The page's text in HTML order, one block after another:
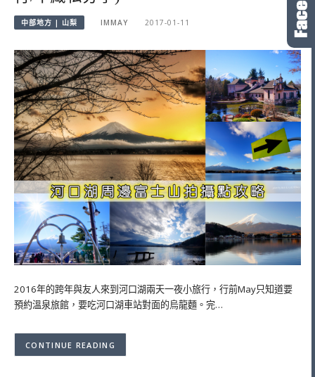
中部地方 | 山梨 IMMAY 2017-01-11
2016年的跨年與友人來到河口湖兩天一夜小旅行，行前May只知道要
預約溫泉旅館，要吃河口湖車站對面的烏龍麵。完…
CONTINUE READING